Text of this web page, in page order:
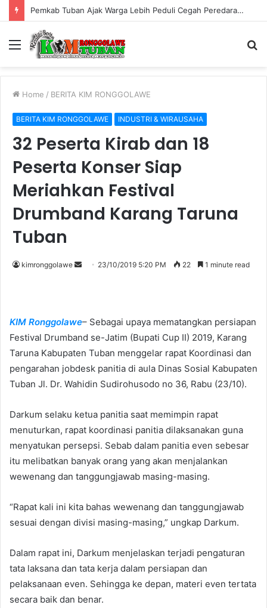
Pemkab Tuban Ajak Warga Lebih Peduli Cegah Peredaran Rokok Ilegal
Menu
Home / BERITA KIM RONGGOLAWE
BERITA KIM RONGGOLAWE INDUSTRI & WIRAUSAHA
32 Peserta Kirab dan 18
Peserta Konser Siap
Meriahkan Festival
Drumband Karang Taruna
Tuban
kimronggolawe
a
n
e
m
a
23/10/2019 5:20 PM 22 1 minute read
KIM Ronggolawe– Sebagai upaya mematangkan persiapan
Festival Drumband se-Jatim (Bupati Cup II) 2019, Karang
Taruna Kabupaten Tuban menggelar rapat Koordinasi dan
pengarahan jobdesk panitia di aula Dinas Sosial Kabupaten
Tuban Jl. Dr. Wahidin Sudirohusodo no 36, Rabu (23/10).
Darkum selaku ketua panitia saat memimpin rapat
menuturkan, rapat koordinasi panitia dilaksanakan guna
menyatukan persepsi. Sebab dalam panitia even sebesar
itu melibatkan banyak orang yang akan menjalankan
wewenang dan tanggungjawab masing-masing.
“Rapat kali ini kita bahas wewenang dan tanggungjawab
sesuai dengan divisi masing-masing,” ungkap Darkum.
Dalam rapat ini, Darkum menjelaskan terjadi pengaturan
tata laksana dan tata kerja dalam persiapan dan
pelaksanaan even. Sehingga ke depan, materi even tertata
secara baik dan benar.